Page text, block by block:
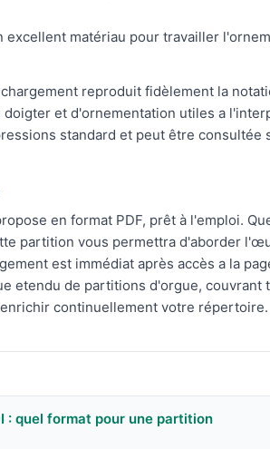
excellent matériau pour travailler
reproduit fidèlement la
et d'ornementation utiles a
standard et peut être consultée
en format PDF, prêt à l'emploi.
partition vous permettra d'aborder
est immédiat après accès a la
etendu de partitions d'orgue, couvrant
continuellement votre répertoire.
: quel format pour une partition